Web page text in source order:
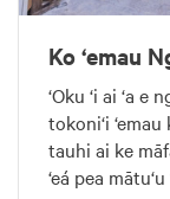
Ko ‘emau
‘Oku ‘i ai ‘a e
tokoni‘i
tauhi ai ke
‘eá pea